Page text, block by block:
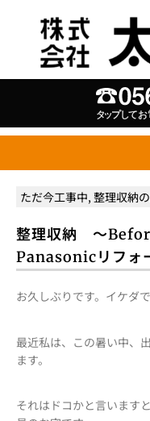
ただ今工事中, 整理収納
整理収納 ～
Panasonicリフォ
お久しぶりです。イケダで
最近私は、この暑い中、
ます。
それはドコかと言います